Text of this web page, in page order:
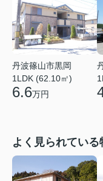
丹波篠山市黒岡
1LDK (62.10㎡)
6.6万円
よく見られている